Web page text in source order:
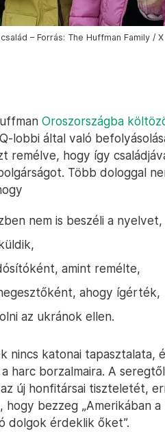
– Forrás: The Huffman Family / X
Oroszországba
lobbi által való
remélve, hogy így
Több dologgal
nem is beszéli a nyelvet,
amint remélte,
ahogy ígérték,
az ukránok ellen.
nincs katonai tapasztalata,
harc borzalmaira. A
új honfitársai tiszteletét,
bezzeg „Amerikában a
dolgok érdeklik őket”.